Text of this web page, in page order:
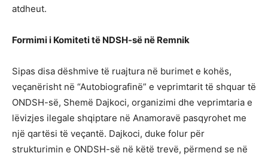
atdheut.
Formimi i Komiteti të NDSH-së në Remnik
Sipas disa dëshmive të ruajtura në burimet e kohës,
veçanërisht në “Autobiografinë” e veprimtarit të shquar të
ONDSH-së, Shemë Dajkoci, organizimi dhe veprimtaria e
lëvizjes ilegale shqiptare në Anamoravë pasqyrohet me
një qartësi të veçantë. Dajkoci, duke folur për
strukturimin e ONDSH-së në këtë trevë, përmend se në